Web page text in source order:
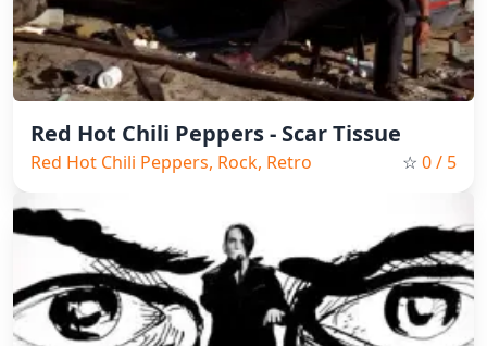
Red Hot Chili Peppers - Scar Tissue
Red Hot Chili Peppers, Rock, Retro ☆ 0/ 5